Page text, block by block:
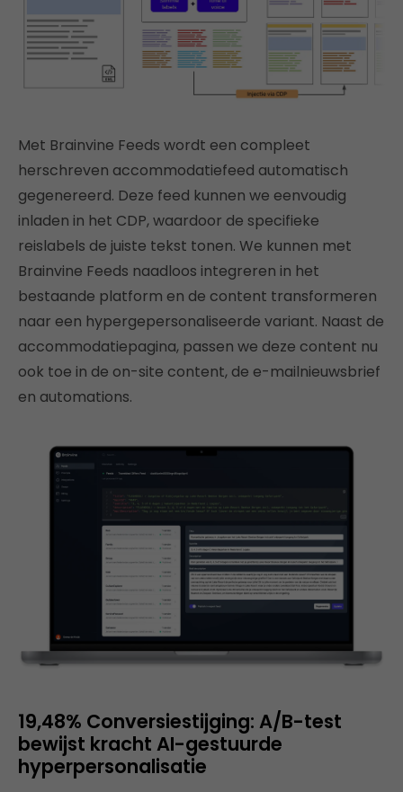
Met Brainvine Feeds wordt een compleet
herschreven accommodatiefeed automatisch
gegenereerd. Deze feed kunnen we eenvoudig
inladen in het CDP, waardoor de specifieke
reislabels de juiste tekst tonen. We kunnen met
Brainvine Feeds naadloos integreren in het
bestaande platform en de content transformeren
naar een hypergepersonaliseerde variant. Naast de
accommodatiepagina, passen we deze content nu
ook toe in de on-site content, de e-mailnieuwsbrief
en automations.
19,48% Conversiestijging: A/B-test
bewijst kracht AI-gestuurde
hyperpersonalisatie